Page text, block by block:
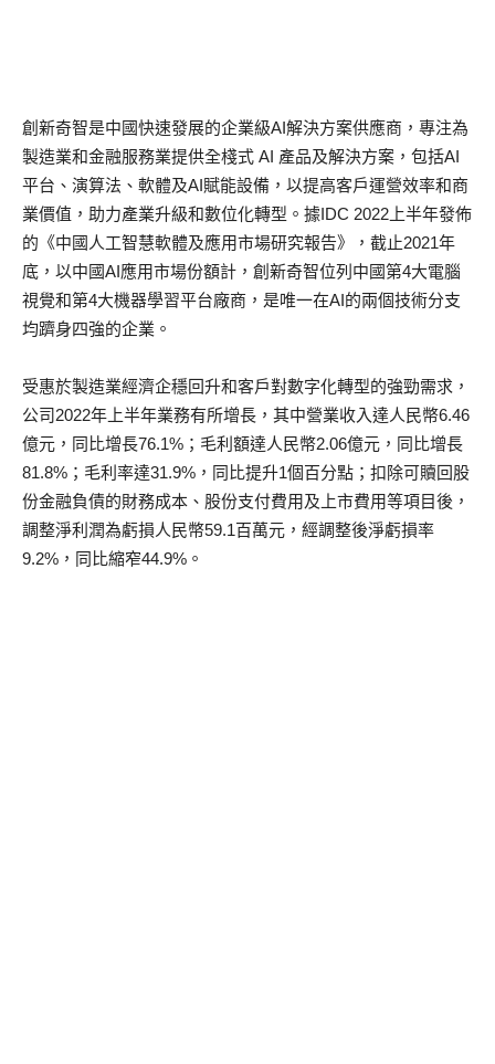
創新奇智是中國快速發展的企業級AI解決方案供應商，專注為
製造業和金融服務業提供全棧式 AI 產品及解決方案，包括AI
平台、演算法、軟體及AI賦能設備，以提高客戶運營效率和商
業價值，助力產業升級和數位化轉型。據IDC 2022上半年發佈
的《中國人工智慧軟體及應用市場研究報告》，截止2021年
底，以中國AI應用市場份額計，創新奇智位列中國第4大電腦
視覺和第4大機器學習平台廠商，是唯一在AI的兩個技術分支
均躋身四強的企業。
受惠於製造業經濟企穩回升和客戶對數字化轉型的強勁需求，
公司2022年上半年業務有所增長，其中營業收入達人民幣6.46
億元，同比增長76.1%；毛利額達人民幣2.06億元，同比增長
81.8%；毛利率達31.9%，同比提升1個百分點；扣除可贖回股
份金融負債的財務成本、股份支付費用及上市費用等項目後，
調整淨利潤為虧損人民幣59.1百萬元，經調整後淨虧損率
9.2%，同比縮窄44.9%。